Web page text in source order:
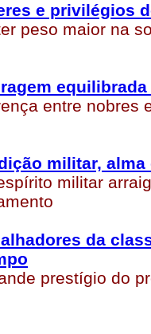
e privilégios
peso maior na
entre nobres
militar,
militar
da
prestígio do